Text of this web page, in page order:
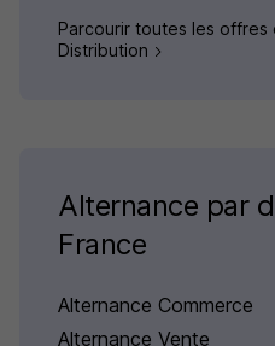
Parcourir toutes les offres
Distribution
Alternance par
France
Alternance Commerce
Alternance Vente